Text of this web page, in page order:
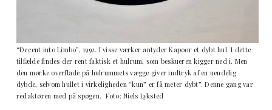
“Decent into Limbo”, 1992. I visse værker antyder Kapoor et dybt hul. I dette
tilfælde findes der rent faktisk et hulrum, som beskueren kigger ned i. Men
den mørke overflade på hulrummets vægge giver indtryk af en uendelig
dybde, selvom hullet i virkeligheden “kun” er få meter dybt”. Denne gang var
redaktøren med på spøgen. Foto: Niels Lyksted